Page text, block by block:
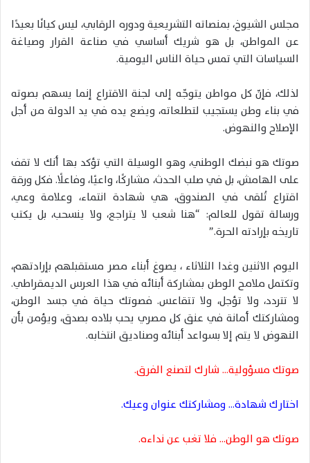
مجلس الشيوخ، بمنصاته التشريعية ودوره الرقابي، ليس كيانًا بعيدًا
عن المواطن، بل هو شريك أساسي في صناعة القرار وصياغة
السياسات التي تمس حياة الناس اليومية.
لذلك، فإنّ كل مواطن يتوجّه إلى لجنة الاقتراع إنما يسهم بصوته
في بناء وطن يستجيب لتطلعاته، ويضع يده في يد الدولة من أجل
الإصلاح والنهوض.
صوتك هو نبضك الوطني، وهو الوسيلة التي تؤكد بها أنك لا تقف
على الهامش، بل في صلب الحدث، مشاركًا، واعيًا، وفاعلًا. فكل ورقة
اقتراع تُلقى في الصندوق، هي شهادة انتماء، وعلامة وعي،
ورسالة تقول للعالم: “هنا شعب لا يتراجع، ولا ينسحب، بل يكتب
تاريخه بإرادته الحرة.”
اليوم الاثنين وغدا الثلاثاء ، يصوغ أبناء مصر مستقبلهم بإرادتهم،
وتكتمل ملامح الوطن بمشاركة أبنائه في هذا العرس الديمقراطي.
لا تتردد، ولا تؤجل، ولا تتقاعس. فصوتك حياة في جسد الوطن،
ومشاركتك أمانة في عنق كل مصري يحب بلاده بصدق، ويؤمن بأن
النهوض لا يتم إلا بسواعد أبنائه وصناديق انتخابه.
صوتك مسؤولية… شارك لتصنع الفرق.
اختارك شهادة… ومشاركتك عنوان وعيك.
صوتك هو الوطن… فلا تغب عن نداءه.